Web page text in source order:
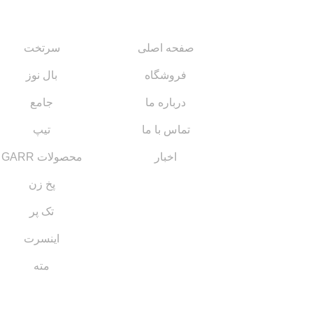
صفحه اصلی
فروشگاه
درباره ما
تماس با ما
اخبار
سرتخت
بال نوز
جامع
تیپ
محصولات GARR
پخ زن
تک پر
اینسرت
مته